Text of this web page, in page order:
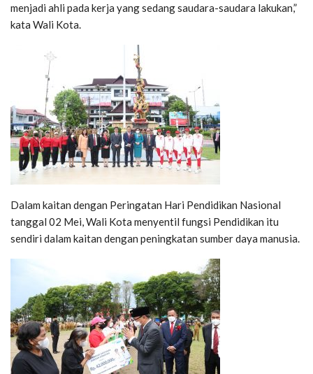
menjadi ahli pada kerja yang sedang saudara-saudara lakukan,”
kata Wali Kota.
Dalam kaitan dengan Peringatan Hari Pendidikan Nasional
tanggal 02 Mei, Wali Kota menyentil fungsi Pendidikan itu
sendiri dalam kaitan dengan peningkatan sumber daya manusia.